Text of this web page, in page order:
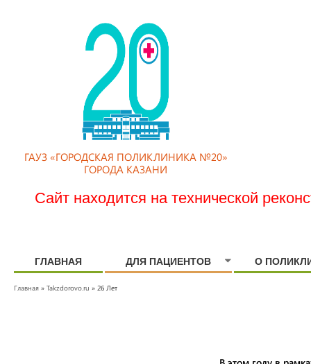
ГАУЗ «ГОРОДСКАЯ ПОЛИКЛИНИКА №20»
ГОРОДА КАЗАНИ
Сайт находится на технической
ГЛАВНАЯ ДЛЯ ПАЦИЕНТОВ О
Главная » Takzdorovo.ru » 26 Лет